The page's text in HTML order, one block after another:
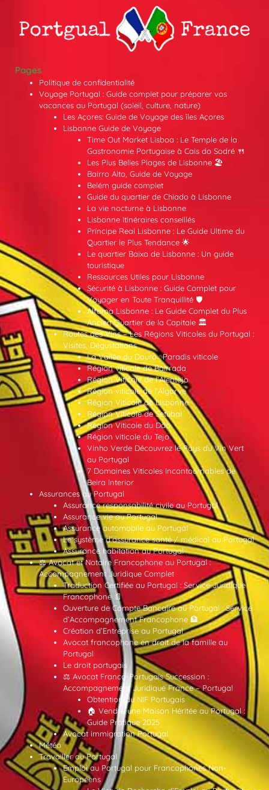
Pages
Politique de confidentialité
Voyage Portugal : Guide complet pour préparer vos
vacances au Portugal (soleil, culture, nature)
Les Açores: Guide de Voyage des îles Açores
Lisbonne Guide de Voyage
Time Out Market Lisboa : Le Temple de la
Gastronomie Portugaise à Cais do Sodré 🍴
Les Plus Belles Plages de Lisbonne 🏖️
Bairro Alto, Guide de Voyage
Belém guide complet
Guide du quartier de Chiado à Lisbonne
La vie nocturne à Lisbonne
Lisbonne Itinéraires conseillés
Príncipe Real Lisbonne : Le Guide Ultime du
Quartier le Plus Tendance 🌟
Le quartier Baixa de Lisbonne : Un guide
touristique
Ressources Utiles pour Lisbonne
Sécurité à Lisbonne : Guide Complet pour
Voyager en Toute Tranquillité 🛡️
Alfama Lisbonne : Le Guide Complet du Plus
Ancien Quartier de la Capitale 🏛️
Routes des Vins – Les Régions Viticoles du Portugal :
Visites, Dégustations
La Vallée du Douro : Paradis viticole
Région viticole de Bairrada
Région Viticole de l’Alentejo
Région viticole de l’Algarve
Région Viticole de Lisbonne
Région Viticole de Setúbal
Région Viticole du Dão
Région viticole du Tejo
Vinho Verde Découvrez le Pays du Vin Vert
au Portugal
7 Domaines Viticoles Incontournables de
Beira Interior
Assurances au Portugal
Assurance responsabilité civile au Portugal
Assurance vie au Portugal
Assurance automobile au Portugal
Le système d’assurance santé / médical au Portugal
Assurance habitation au Portugal
⚖️ Avocat et Notaire Francophone au Portugal :
Accompagnement Juridique Complet
Traduction Certifiée au Portugal : Service Juridique
Francophone 📄
Ouverture de Compte Bancaire au Portugal : Service
d’Accompagnement Francophone 🏦
Création d’Entreprise au Portugal
Avocat francophone en droit de la famille au
Portugal
Le droit portugais
⚖️ Avocat Franco-Portugais Succession :
Accompagnement Juridique France – Portugal
Obtention du NIF Portugais
🏠 Vendre une Maison Héritée au Portugal :
Guide Pratique 2025
Avocat immigration Portugal
Météo
Travailler au Portugal
Emploi au Portugal pour Francophones Non-
Européens